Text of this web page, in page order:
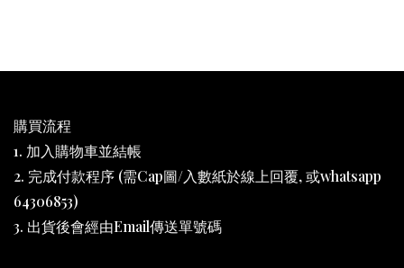
購買流程
1. 加入購物車並結帳
2. 完成付款程序 (需Cap圖/入數紙於線上回覆, 或whatsapp
64306853)
3. 出貨後會經由Email傳送單號碼